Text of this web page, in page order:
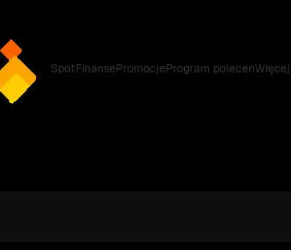
SpotFinansePromocjeProgram poleceńWięcej